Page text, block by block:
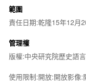
範圍
責任日期:乾隆15年12月
管理權
版權:中央研究院歷史語
使用限制:開放:開放影像: